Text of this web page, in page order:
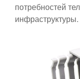
потребностей
инфраструктуры.